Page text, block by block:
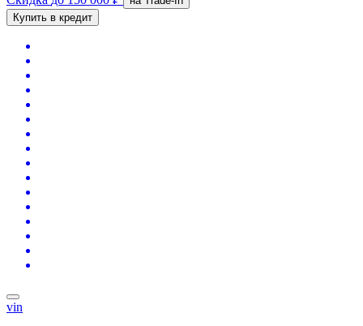
Купить в кредит
vin